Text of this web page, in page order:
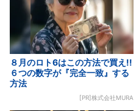
８月のロト6はこの方法で買え!!
６つの数字が『完全一致』する
方法
[PR]株式会社MURA